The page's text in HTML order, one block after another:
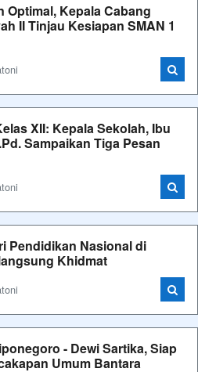
Optimal, Kepala Cabang
II Tinjau Kesiapan SMAN 1
XII: Kepala Sekolah, Ibu
Sampaikan Tiga Pesan
Pendidikan Nasional di
Khidmat
- Dewi Sartika, Siap
Umum Bantara